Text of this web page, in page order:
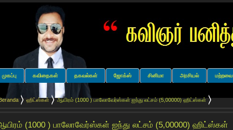
முகப்பு கவிதைகள் தகவல்கள் ஜோக்ஸ் சினிமா அரசியல் மற்றவை
ஹிட்ஸ்கள் ஆயிரம் (1000 ) பாலோவேர்ஸ்கள் ஐந்து லட்சம் (5,00000) ஹிட்ஸ்கள்
(1000 ) பாலோவேர்ஸ்கள் ஐந்து லட்சம் (5,00000) ஹிட்ஸ்கள்